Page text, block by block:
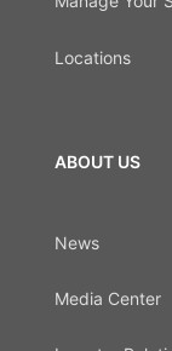
Locations
ABOUT US
News
Media Center